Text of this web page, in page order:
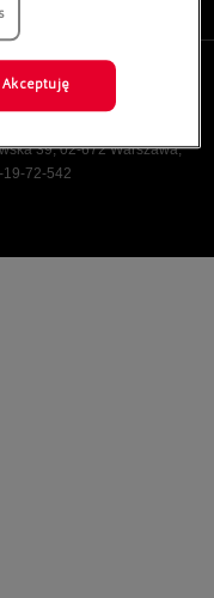
39, 02-672 Warszawa,
19-72-542
Akceptuję